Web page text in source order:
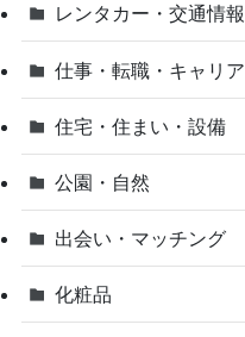
レンタカー・交通情報
仕事・転職・キャリア
住宅・住まい・設備
公園・自然
出会い・マッチング
化粧品